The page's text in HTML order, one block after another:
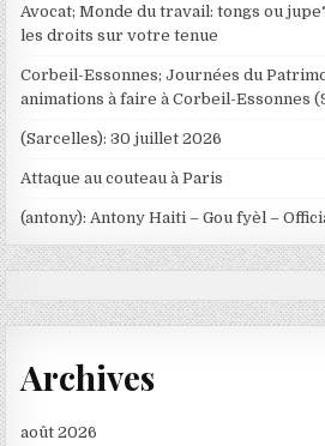
Avocat; Monde du travail: tongs ou
les droits sur votre tenue
Corbeil-Essonnes; Journées du
animations à faire à Corbeil-Essonnes
(Sarcelles): 30 juillet 2026
Attaque au couteau à Paris
(antony): Antony Haiti – Gou fyèl –
Archives
août 2026